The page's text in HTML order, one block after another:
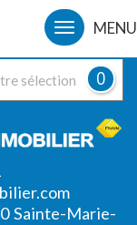
sélection 0
Sainte-Marie-
MENU